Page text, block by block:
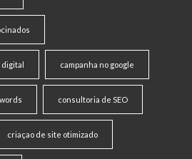
digital campanha no google
consultoria de SEO
criaçao de site otimizado